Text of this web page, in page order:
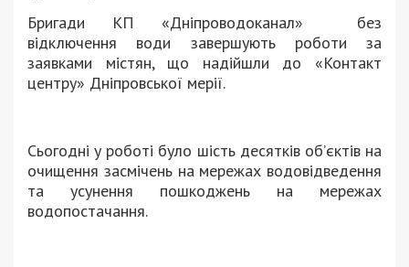
Бригади КП «Дніпроводоканал» без
відключення води завершують роботи за
заявками містян, що надійшли до «Контакт
центру» Дніпровської мерії.
Сьогодні у роботі було шість десятків об’єктів на
очищення засмічень на мережах водовідведення
та усунення пошкоджень на мережах
водопостачання.